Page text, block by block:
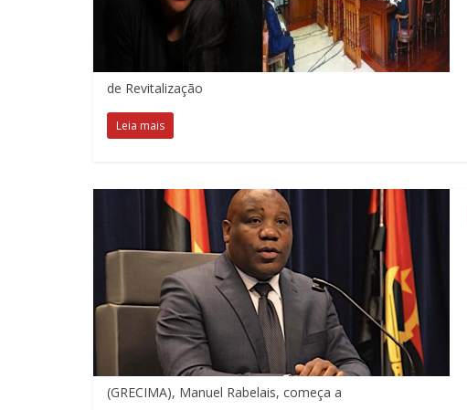
de Revitalização
Leia mais
(GRECIMA), Manuel Rabelais, começa a